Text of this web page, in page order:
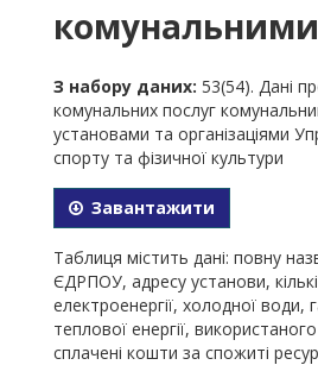
З набору даних: 53(54). Дані
комунальних послуг
установами та організаціями
спорту та фізичної культури
Завантажити
Таблиця містить дані: повну
ЄДРПОУ, адресу установи,
електроенергії, холодної води,
теплової енергії,
сплачені кошти за спожиті